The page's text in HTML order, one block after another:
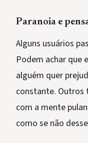
Paranoia e
Alguns usuários
Podem achar que
alguém quer
constante. Outros
com a mente
como se não